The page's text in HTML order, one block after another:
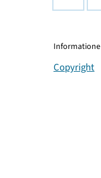
Copyright